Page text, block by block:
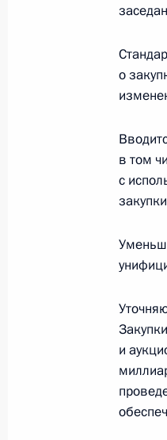
2 июля
2 июля
В
2 июля
на
2 июля
о
в том
с
и